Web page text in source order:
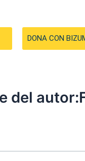
DONA CON
del